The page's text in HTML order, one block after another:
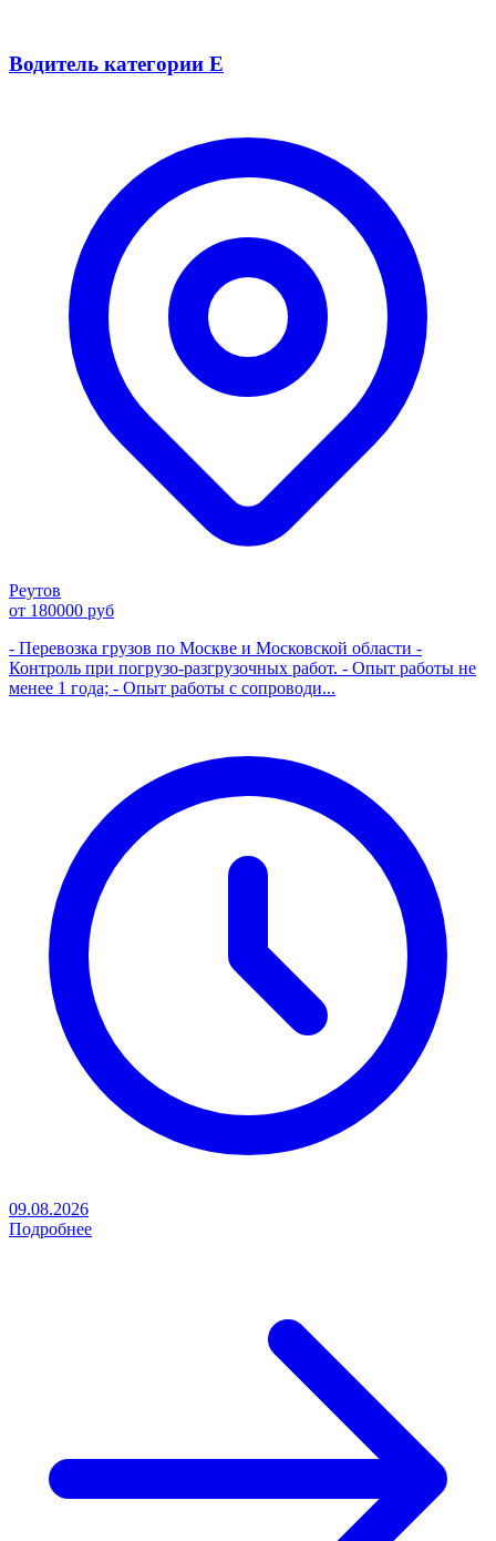
Водитель категории Е
Реутов
от 180000 руб
- Перевозка грузов по Москве и Московской области -
Контроль при погрузо-разгрузочных работ. - Опыт работы не
менее 1 года; - Опыт работы с сопроводи...
09.08.2026
Подробнее